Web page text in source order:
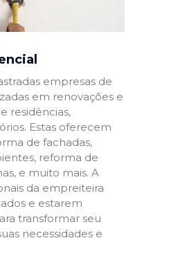
empresas de
em renovações e
residências,
Estas oferecem
de fachadas,
reforma de
e muito mais. A
da empreiteira
e estarem
transformar seu
necessidades e